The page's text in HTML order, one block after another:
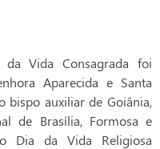
Vida Consagrada foi
Aparecida e Santa
bispo auxiliar de Goiânia,
de Brasília, Formosa e
Dia da Vida Religiosa